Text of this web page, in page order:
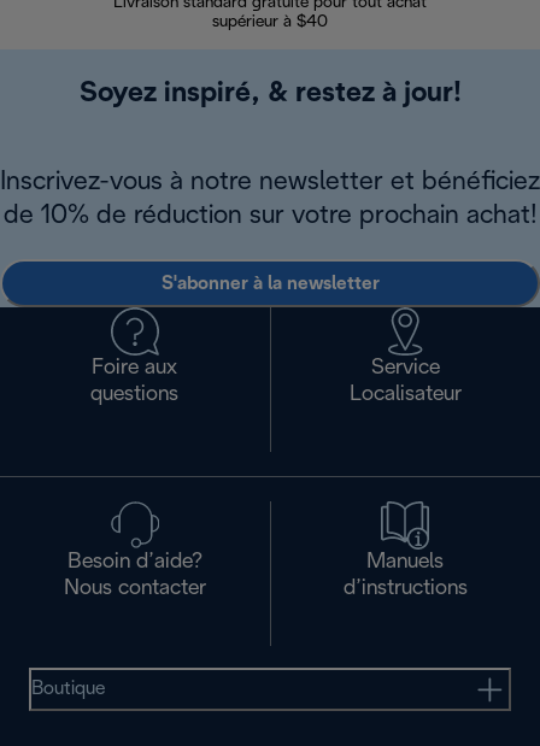
Livraison standard gratuite pour tout achat
supérieur à $40
Soyez inspiré, & restez à jour!
Inscrivez-vous à notre newsletter et bénéficiez
de 10% de réduction sur votre prochain achat!
S'abonner à la newsletter
Foire aux
questions
Service
Localisateur
Besoin d’aide?
Nous contacter
Manuels
d’instructions
Boutique